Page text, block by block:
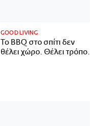
GOOD LIVING
Το BBQ στο σπίτι δεν
θέλει χώρο. Θέλει τρόπο.